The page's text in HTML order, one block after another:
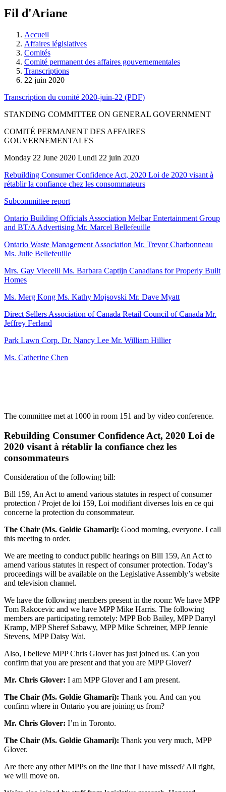
à
législative.
Fil d'Ariane
Accueil
Affaires législatives
Comités
Comité permanent des affaires gouvernementales
Transcriptions
22 juin 2020
Transcription du comité 2020-juin-22 (PDF)
STANDING COMMITTEE ON GENERAL GOVERNMENT
COMITÉ PERMANENT DES AFFAIRES
GOUVERNEMENTALES
Monday 22 June 2020 Lundi 22 juin 2020
Rebuilding Consumer Confidence Act, 2020 Loi de 2020 visant à
rétablir la confiance chez les consommateurs
Subcommittee report
Ontario Building Officials Association Melbar Entertainment Group
and BT/A Advertising Mr. Marcel Bellefeuille
Ontario Waste Management Association Mr. Trevor Charbonneau
Ms. Julie Bellefeuille
Mrs. Gay Viecelli Ms. Barbara Captijn Canadians for Properly Built
Homes
Ms. Merg Kong Ms. Kathy Mojsovski Mr. Dave Myatt
Direct Sellers Association of Canada Retail Council of Canada Mr.
Jeffrey Ferland
Park Lawn Corp. Dr. Nancy Lee Mr. William Hillier
Ms. Catherine Chen
The committee met at 1000 in room 151 and by video conference.
Rebuilding Consumer Confidence Act, 2020 Loi de
2020 visant à rétablir la confiance chez les
consommateurs
Consideration of the following bill:
Bill 159, An Act to amend various statutes in respect of consumer
protection / Projet de loi 159, Loi modifiant diverses lois en ce qui
concerne la protection du consommateur.
The Chair (Ms. Goldie Ghamari): Good morning, everyone. I call
this meeting to order.
We are meeting to conduct public hearings on Bill 159, An Act to
amend various statutes in respect of consumer protection. Today’s
proceedings will be available on the Legislative Assembly’s website
and television channel.
We have the following members present in the room: We have MPP
Tom Rakocevic and we have MPP Mike Harris. The following
members are participating remotely: MPP Bob Bailey, MPP Darryl
Kramp, MPP Sheref Sabawy, MPP Mike Schreiner, MPP Jennie
Stevens, MPP Daisy Wai.
Also, I believe MPP Chris Glover has just joined us. Can you
confirm that you are present and that you are MPP Glover?
Mr. Chris Glover: I am MPP Glover and I am present.
The Chair (Ms. Goldie Ghamari): Thank you. And can you
confirm where in Ontario you are joining us from?
Mr. Chris Glover: I’m in Toronto.
The Chair (Ms. Goldie Ghamari): Thank you very much, MPP
Glover.
Are there any other MPPs on the line that I have missed? All right,
we will move on.